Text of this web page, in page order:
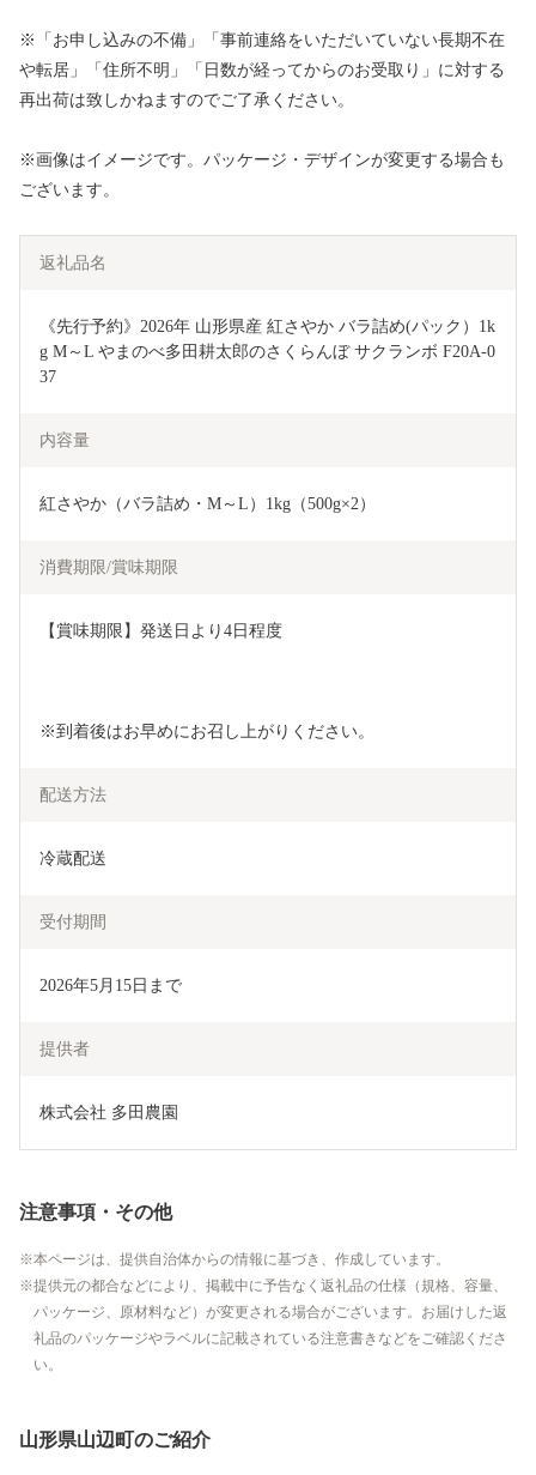
※「お申し込みの不備」「事前連絡をいただいていない長期不在
や転居」「住所不明」「日数が経ってからのお受取り」に対する
再出荷は致しかねますのでご了承ください。
※画像はイメージです。パッケージ・デザインが変更する場合も
ございます。
返礼品名
《先行予約》2026年 山形県産 紅さやか バラ詰め(パック）1k
g M～L やまのべ多田耕太郎のさくらんぼ サクランボ F20A-0
37
内容量
紅さやか（バラ詰め・M～L）1kg（500g×2）
消費期限/賞味期限
【賞味期限】発送日より4日程度
※到着後はお早めにお召し上がりください。
配送方法
冷蔵配送
受付期間
2026年5月15日まで
提供者
株式会社 多田農園
注意事項・その他
本ページは、提供自治体からの情報に基づき、作成しています。
提供元の都合などにより、掲載中に予告なく返礼品の仕様（規格、容量、
パッケージ、原材料など）が変更される場合がございます。お届けした返
礼品のパッケージやラベルに記載されている注意書きなどをご確認くださ
い。
山形県山辺町のご紹介